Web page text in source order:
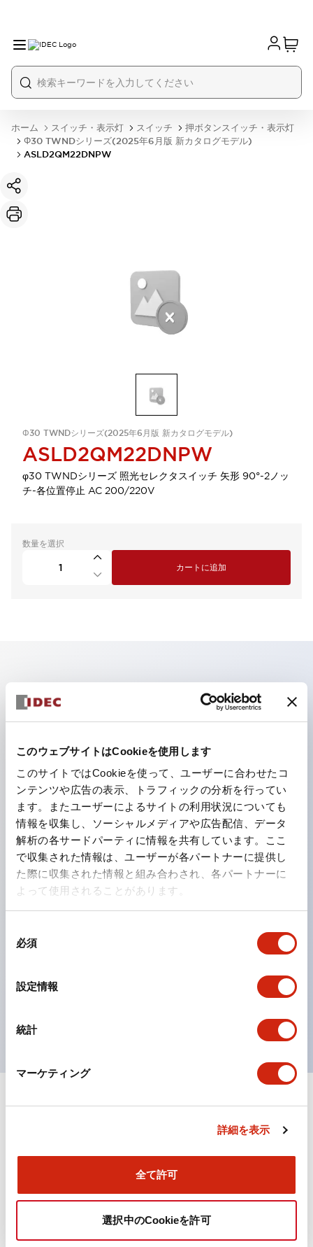
このウェブサイトはCookieを使用します
このサイトではCookieを使って、ユーザーに合わせたコ
ンテンツや広告の表示、トラフィックの分析を行ってい
ます。またユーザーによるサイトの利用状況についても
情報を収集し、ソーシャルメディアや広告配信、データ
解析の各サードパーティに情報を共有しています。ここ
で収集された情報は、ユーザーが各パートナーに提供し
た際に収集された情報と組み合わされ、各パートナーに
よって使用されることがあります。
必須
設定情報
統計
マーケティング
詳細を表示
全て許可
選択中のCookieを許可
ホーム スイッチ・表示灯 スイッチ
押ボタンスイッチ・表示灯
Φ30 TWNDシリーズ(2025年6月版 新カタログモデル)
ASLD2QM22DNPW
Φ30 TWNDシリーズ(2025年6月版 新カタログモデル)
ASLD2QM22DNPW
φ30 TWNDシリーズ 照光セレクタスイッチ 矢形 90°-2ノッ
チ-各位置停止 AC 200/220V
数量を選択
カートに追加
主な特長
照光ユニットの低電圧タイプ（6～24Vタイプ）は
2026年1月より新カタログモデルの製品に順次切り替え
予定
パネルへの取付強度が要求される用途や北米向け機械な
どに適した亜鉛ダイカストタイプ
フィンガープロテクション構造、ねじアップ端子構造、
保護構造IP20に対応したHW-U形コンタクトブロック
を搭載。
高電圧タイプのLED球が搭載可能になり、ダイレクト
タイプの定格使用電圧が最大240Vまで対応可能になり
ました。
ひとつで6色の役をこなすLED球（LSRD球）。これま
で色ごとに分かれていたLED球を、1色のLED球で各色
UL、CSA、TÜV、CCC認証品。
TWN/TWNDシリーズ コントロールユニット（2025